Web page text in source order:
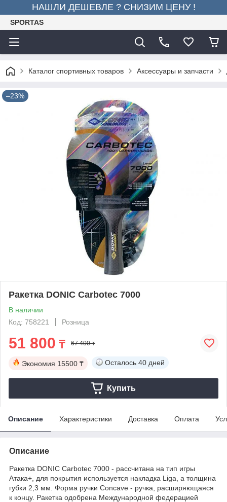
НАШЛИ ДЕШЕВЛЕ ? СНИЗИМ ЦЕНУ !
SPORTAS
Каталог спортивных товаров Аксессуары и запчасти
–23%
Ракетка DONIC Carbotec 7000
В наличии
Код: 758221
Розница
51 800 ₸ 67 400 ₸
Экономия 15500 ₸ Осталось 40 дней
Купить
Описание Характеристики Доставка Оплата
Описание
Ракетка DONIC Carbotec 7000 - рассчитана на тип игры
Атака+, для покрытия используется накладка Liga, а толщина
губки 2,3 мм. Форма ручки Concave - ручка, расширяющаяся
к концу. Ракетка одобрена Международной федерацией